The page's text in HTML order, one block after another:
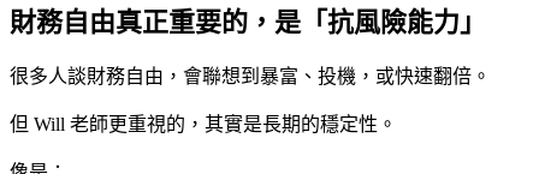
財務自由真正重要的，是「抗風險能力」
很多人談財務自由，會聯想到暴富、投機，或快速翻倍。
但 Will 老師更重視的，其實是長期的穩定性。